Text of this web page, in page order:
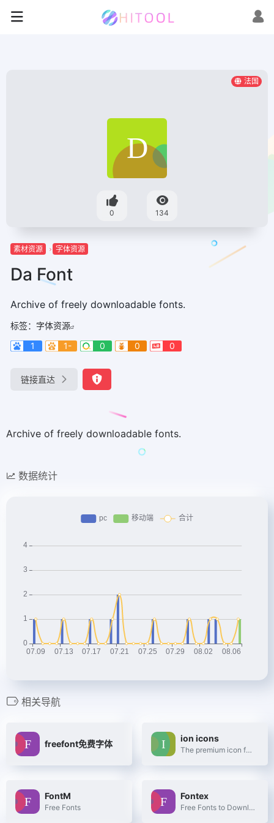
法国
0 134
素材资源 字体资源
Da Font
Archive of freely downloadable fonts.
标签： 字体资源
1
1- 0 0 0
链接直达
Archive of freely downloadable fonts.
数据统计
相关导航
freefont免费字体
ion icons
The premium icon font for Ionic Framework
FontM
Free Fonts
Fontex
Free Fonts to Download + Premium Typefaces